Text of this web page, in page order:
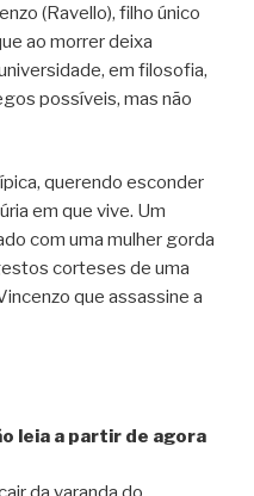
(Ravello), filho único
ao morrer deixa
em filosofia,
possíveis, mas não
querendo esconder
em que vive. Um
com uma mulher gorda
corteses de uma
que assassine a
leia a partir de agora